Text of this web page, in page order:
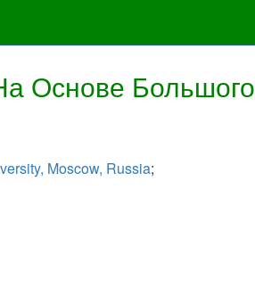
Основе Большого
Moscow, Russia;